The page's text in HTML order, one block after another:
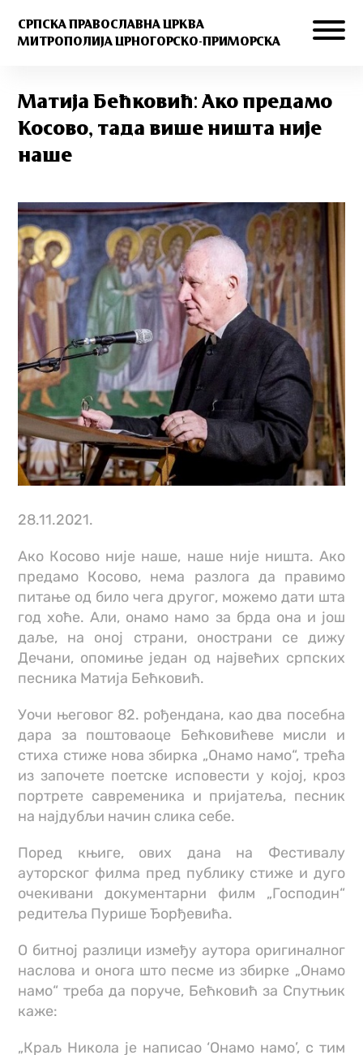
СРПСКА ПРАВОСЛАВНА ЦРКВА
МИТРОПОЛИЈА ЦРНОГОРСКО-ПРИМОРСКА
Матија Бећковић: Ако предамо
Косово, тада више ништа није
наше
28.11.2021.
Ако Косово није наше, наше није ништа. Ако
предамо Косово, нема разлога да правимо
питање од било чега другог, можемо дати шта
год хоће. Али, онамо намо за брда она и још
даље, на оној страни, онострани се дижу
Дечани, опомиње један од највећих српских
песника Матија Бећковић.
Уочи његовог 82. рођендана, као два посебна
дара за поштоваоце Бећковићеве мисли и
стиха стиже нова збирка „Онамо намо“, трећа
из започете поетске исповести у којој, кроз
портрете савременика и пријатеља, песник
на најдубљи начин слика себе.
Поред књиге, ових дана на Фестивалу
ауторског филма пред публику стиже и дуго
очекивани документарни филм „Господин“
редитеља Пурише Ђорђевића.
О битној разлици између аутора оригиналног
наслова и онога што песме из збирке „Онамо
намо“ треба да поруче, Бећковић за Спутњик
каже:
„Краљ Никола је написао ‘Онамо намо’, с тим